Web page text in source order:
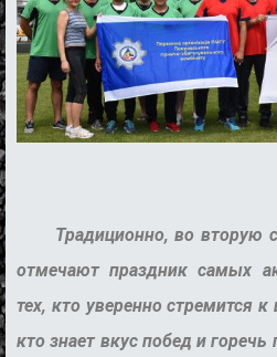
Традиционно, во вторую
отмечают праздник самых
тех, кто уверенно стремится к
кто знает вкус побед и